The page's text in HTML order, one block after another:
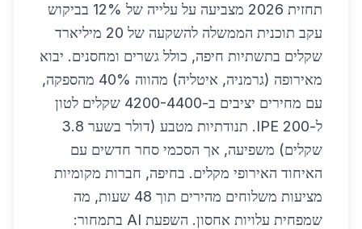
תחזית 2026 מצביעה על עלייה של 12% בביקוש
עקב תוכנית הממשלה להשקעה של 20 מיליארד
שקלים בתשתיות חיפה, כולל גשרים ומחסנים. יבוא
מאירופה (גרמניה, איטליה) מהווה 40% מהספקה,
עם מחירים יציבים ב-4200-4400 שקלים לטון
ל-IPE 200. תנודתיות מטבע (דולר בשער 3.8
שקלים) משפיעה, אך הסכמי סחר חדשים עם
האיחוד האירופי מקלים. בחיפה, חברות מקומיות
מציעות משלוחים מהירים תוך 48 שעות, מה
שמפחית עלויות אחסון. השפעת AI בתמחור: